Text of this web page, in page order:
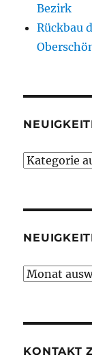
Bezirk
Rückbau
Neuigkeiten
Neuigkeiten
KONTAKT